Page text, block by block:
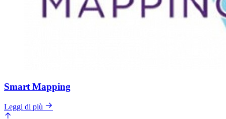
Smart Mapping
Leggi di più